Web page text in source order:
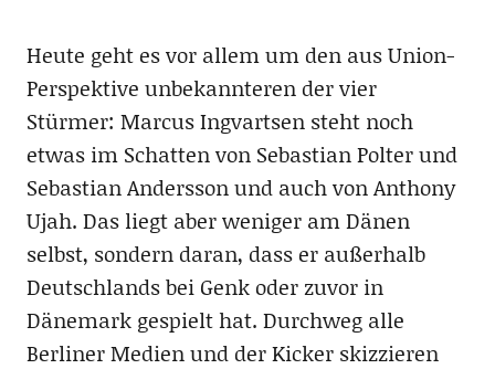
Heute geht es vor allem um den aus Union-
Perspektive unbekannteren der vier
Stürmer: Marcus Ingvartsen steht noch
etwas im Schatten von Sebastian Polter und
Sebastian Andersson und auch von Anthony
Ujah. Das liegt aber weniger am Dänen
selbst, sondern daran, dass er außerhalb
Deutschlands bei Genk oder zuvor in
Dänemark gespielt hat. Durchweg alle
Berliner Medien und der Kicker skizzieren